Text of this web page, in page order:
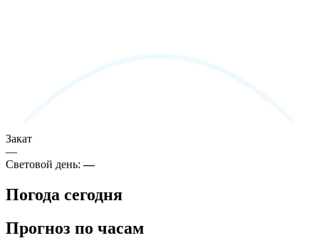
Закат
—
Световой день:—
Погода сегодня
Прогноз по часам